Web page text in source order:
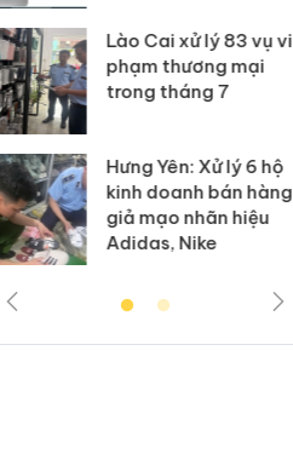
Lào Cai xử lý 83 vụ vi
phạm thương mại
trong tháng 7
Hưng Yên: Xử lý 6 hộ
kinh doanh bán hàng
giả mạo nhãn hiệu
Adidas, Nike